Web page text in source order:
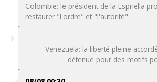
Colombie: le président de la Espriella
restaurer "l'ordre" et "l'autorité"
Venezuela: la liberté pleine
détenue pour des motifs